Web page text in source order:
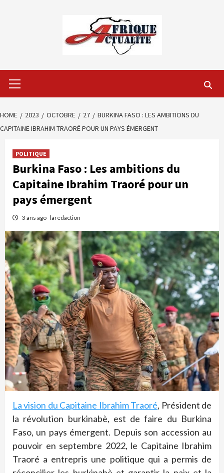
Menu
HOME 2023 OCTOBRE 27
BURKINA FASO : LES AMBITIONS DU
CAPITAINE IBRAHIM TRAORÉ POUR UN PAYS ÉMERGENT
POLITIQUE
Burkina Faso : Les ambitions du
Capitaine Ibrahim Traoré pour un
pays émergent
3 ans ago laredaction
La vision du Capitaine Ibrahim Traoré, Président de
la révolution burkinabè, est de faire du Burkina
Faso, un pays émergent. Depuis son accession au
pouvoir en septembre 2022, le Capitaine Ibrahim
Traoré a entrepris une politique qui a permis de